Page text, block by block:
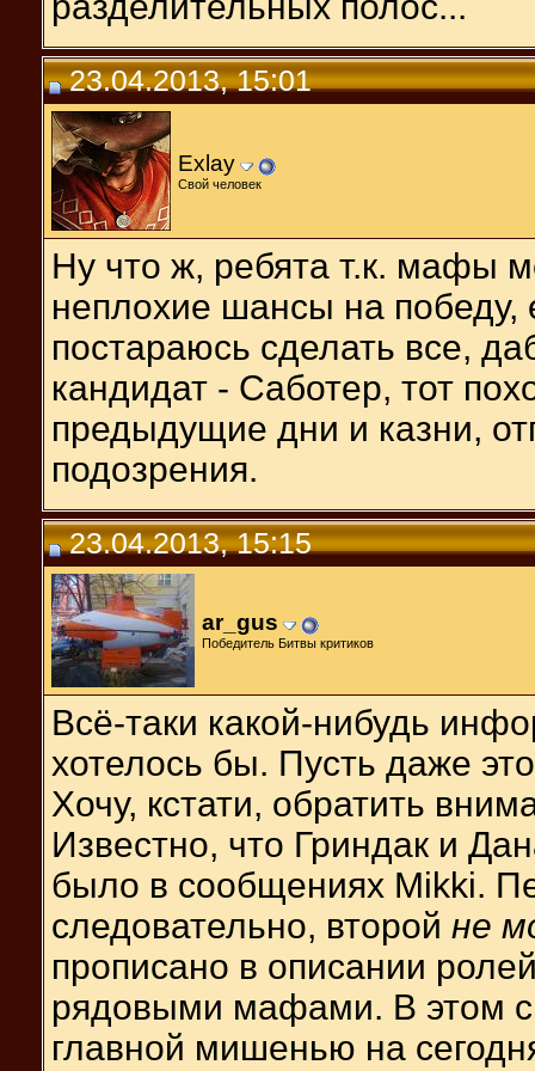
23.04.2013, 15:01
Exlay
Свой человек
Ну что ж, ребята т.к. мафы
неплохие шансы на победу,
постараюсь сделать все,
кандидат - Саботер, тот
предыдущие дни и казни,
подозрения.
23.04.2013, 15:15
ar_gus
Победитель Битвы критиков
Всё-таки какой-нибудь
хотелось бы. Пусть даже
Хочу, кстати, обратить
Известно, что Гриндак и
было в сообщениях Mikki.
следовательно, второй не
прописано в описании
рядовыми мафами. В этом
главной мишенью на